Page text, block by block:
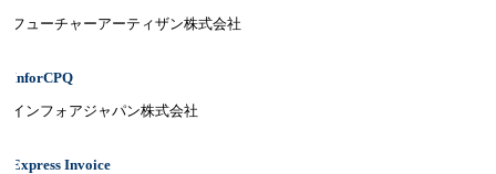
ューチャーアーティザン株式会社
ンフォアジャパン株式会社
Invoice